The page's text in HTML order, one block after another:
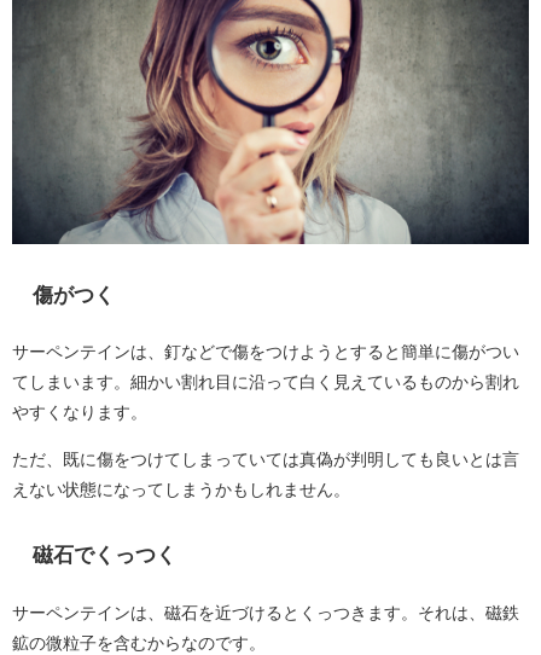
傷がつく
サーペンテインは、釘などで傷をつけようとすると簡単に傷がつい
てしまいます。細かい割れ目に沿って白く見えているものから割れ
やすくなります。
ただ、既に傷をつけてしまっていては真偽が判明しても良いとは言
えない状態になってしまうかもしれません。
磁石でくっつく
サーペンテインは、磁石を近づけるとくっつきます。それは、磁鉄
鉱の微粒子を含むからなのです。